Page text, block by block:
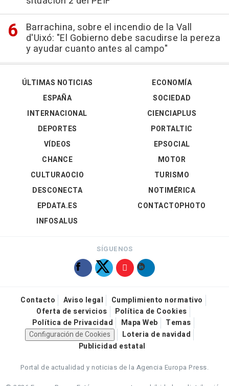
Barrachina, sobre el incendio de la Vall
d'Uixó: "El Gobierno debe sacudirse la pereza
y ayudar cuanto antes al campo"
ÚLTIMAS NOTICIAS
ESPAÑA
INTERNACIONAL
DEPORTES
VÍDEOS
ECONOMÍA
SOCIEDAD
CIENCIAPLUS
PORTALTIC
EPSOCIAL
CHANCE
CULTURAOCIO
DESCONECTA
EPDATA.ES
INFOSALUS
MOTOR
TURISMO
NOTIMÉRICA
CONTACTOPHOTO
SÍGUENOS
Contacto Aviso legal
Cumplimiento normativo
Oferta de servicios
Política de Cookies
Política de Privacidad
Mapa Web
Temas
Configuración de Cookies
Loteria de navidad
Publicidad estatal
Portal de actualidad y noticias de la Agencia Europa Press.